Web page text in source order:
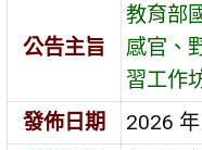
公告主旨
教育部
感官、
習工作
發佈日期
2026